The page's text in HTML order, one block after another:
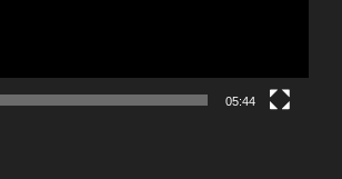
05:44